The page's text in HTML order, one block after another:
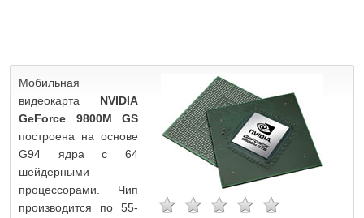
Мобильная
видеокарта NVIDIA
GeForce 9800M GS
построена на основе
G94 ядра с 64
шейдерными
процессорами. Чип
производится по 55-